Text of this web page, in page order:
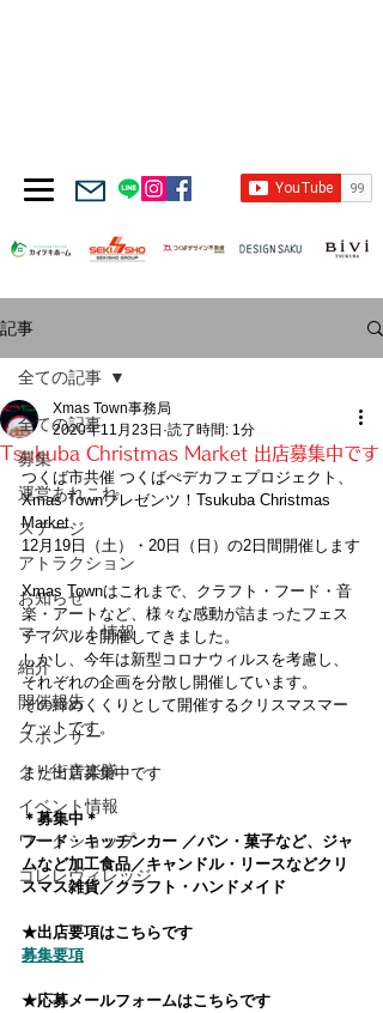
記事
全ての記事
募集
運営あれこれ
ステージ
アトラクション
お知らせ
マーケット情報
紹介
開催報告
スポンサー
クリ街音楽隊
イベント情報
ワークショップ
コレレヴィレッジ
全ての記事
Tsukuba Christmas Market 出店募集中です
Xmas Town事務局
2020年11月23日 読了時間: 1分
つくば市共催 つくばぺデカフェプロジェクト、
Xmas Townプレゼンツ！Tsukuba Christmas
Market
12月19日（土）・20日（日）の2日間開催します
Xmas Townはこれまで、クラフト・フード・音
楽・アートなど、様々な感動が詰まったフェス
ティバルを開催してきました。
しかし、今年は新型コロナウィルスを考慮し、
それぞれの企画を分散し開催しています。
その締めくくりとして開催するクリスマスマー
ケットです。
まだ出店募集中です
＊募集中＊
フード・キッチンカー ／パン・菓子など、ジャ
ムなど加工食品／キャンドル・リースなどクリ
スマス雑貨／クラフト・ハンドメイド
★出店要項はこちらです
募集要項
★応募メールフォームはこちらです